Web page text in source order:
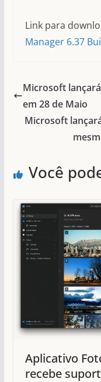
Link para
Manager 6.37
Microsoft
em 28 de Maio
Microsoft
Você
Aplicativo
recebe